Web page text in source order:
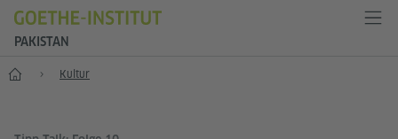
PAKISTAN
Start Kultur